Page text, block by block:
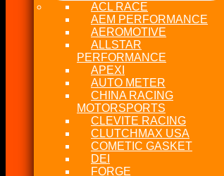
ACL RACE
AEM PERFORMANCE
AEROMOTIVE
ALLSTAR
PERFORMANCE
APEXI
AUTO METER
CHINA RACING
MOTORSPORTS
CLEVITE RACING
CLUTCHMAX USA
COMETIC GASKET
DEI
FORGE